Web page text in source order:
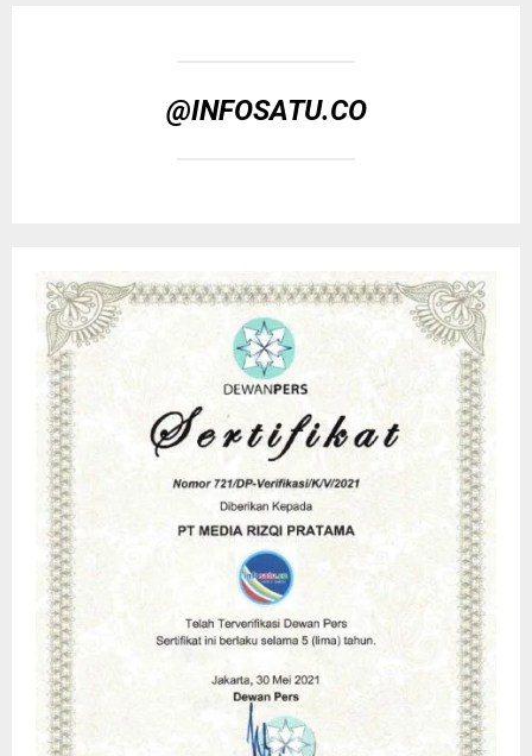
@INFOSATU.CO